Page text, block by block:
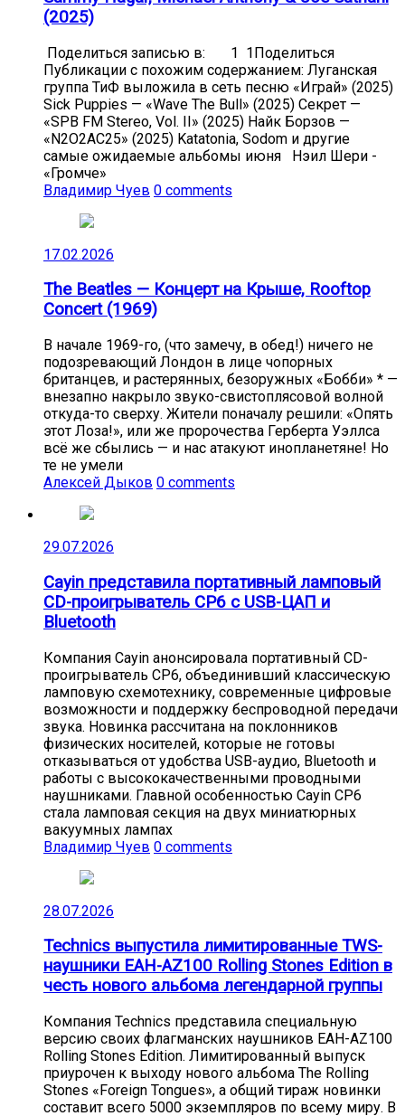
(2025)
Поделиться записью в: 1 1Поделиться
Публикации с похожим содержанием: Луганская
группа ТиФ выложила в сеть песню «Играй» (2025)
Sick Puppies — «Wave The Bull» (2025) Секрет —
«SPB FM Stereo, Vol. II» (2025) Найк Борзов —
«N2O2AC25» (2025) Katatonia, Sodom и другие
самые ожидаемые альбомы июня Нэил Шери -
«Громче»
Владимир Чуев 0 comments
17.02.2026
The Beatles — Концерт на Крыше, Rooftop
Concert (1969)
В начале 1969-го, (что замечу, в обед!) ничего не
подозревающий Лондон в лице чопорных
британцев, и растерянных, безоружных «Бобби» * —
внезапно накрыло звуко-свистоплясовой волной
откуда-то сверху. Жители поначалу решили: «Опять
этот Лоза!», или же пророчества Герберта Уэллса
всё же сбылись — и нас атакуют инопланетяне! Но
те не умели
Алексей Дыков 0 comments
29.07.2026
Cayin представила портативный ламповый
CD-проигрыватель CP6 с USB-ЦАП и
Bluetooth
Компания Cayin анонсировала портативный CD-
проигрыватель CP6, объединивший классическую
ламповую схемотехнику, современные цифровые
возможности и поддержку беспроводной передачи
звука. Новинка рассчитана на поклонников
физических носителей, которые не готовы
отказываться от удобства USB-аудио, Bluetooth и
работы с высококачественными проводными
наушниками. Главной особенностью Cayin CP6
стала ламповая секция на двух миниатюрных
вакуумных лампах
Владимир Чуев 0 comments
28.07.2026
Technics выпустила лимитированные TWS-
наушники EAH-AZ100 Rolling Stones Edition в
честь нового альбома легендарной группы
Компания Technics представила специальную
версию своих флагманских наушников EAH-AZ100
Rolling Stones Edition. Лимитированный выпуск
приурочен к выходу нового альбома The Rolling
Stones «Foreign Tongues», а общий тираж новинки
составит всего 5000 экземпляров по всему миру. В